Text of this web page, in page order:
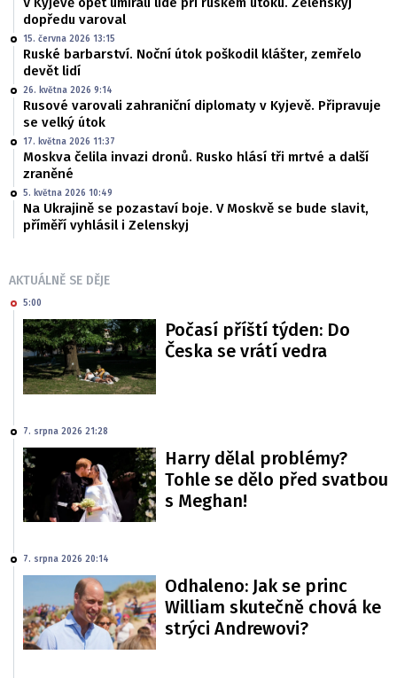
dopředu varoval
15. června 2026 13:15
Ruské barbarství. Noční útok poškodil klášter, zemřelo
devět lidí
26. května 2026 9:14
Rusové varovali zahraniční diplomaty v Kyjevě. Připravuje
se velký útok
17. května 2026 11:37
Moskva čelila invazi dronů. Rusko hlásí tři mrtvé a další
zraněné
5. května 2026 10:49
Na Ukrajině se pozastaví boje. V Moskvě se bude slavit,
příměří vyhlásil i Zelenskyj
AKTUÁLNĚ SE DĚJE
5:00
Počasí příští týden: Do
Česka se vrátí vedra
7. srpna 2026 21:28
Harry dělal problémy?
Tohle se dělo před svatbou
s Meghan!
7. srpna 2026 20:14
Odhaleno: Jak se princ
William skutečně chová ke
strýci Andrewovi?